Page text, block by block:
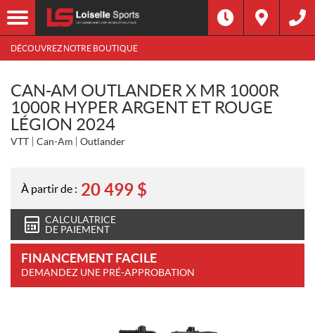
DÉCOUVREZ NOTRE BOUTIQUE
CAN-AM OUTLANDER X MR 1000R
1000R HYPER ARGENT ET ROUGE
LÉGION 2024
VTT Can-Am Outlander
À partir de : 20 499 $
CALCULATRICE
DE PAIEMENT
FINANCEMENT FACILE
DEMANDEZ UNE PRÉ-APPROBATION